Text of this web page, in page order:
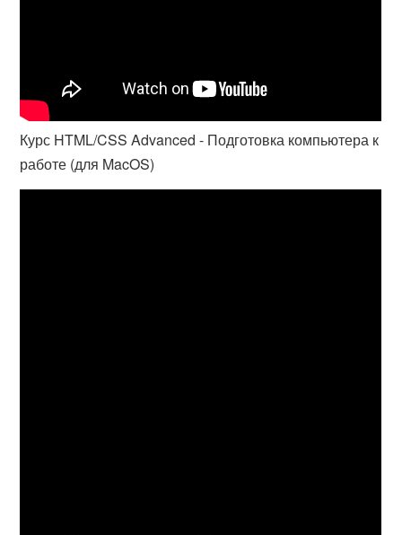
Курс HTML/CSS Advanced - Подготовка компьютера к
работе (для MacOS)